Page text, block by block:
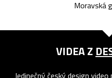
Moravská
VIDEA Z
Jedinečný český design